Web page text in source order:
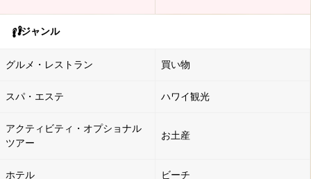
ジャンル
グルメ・レストラン 買い物
スパ・エステ ハワイ観光
アクティビティ・オプショナル
ツアー
お土産
ホテル ビーチ